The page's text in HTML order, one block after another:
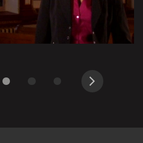
Suivant